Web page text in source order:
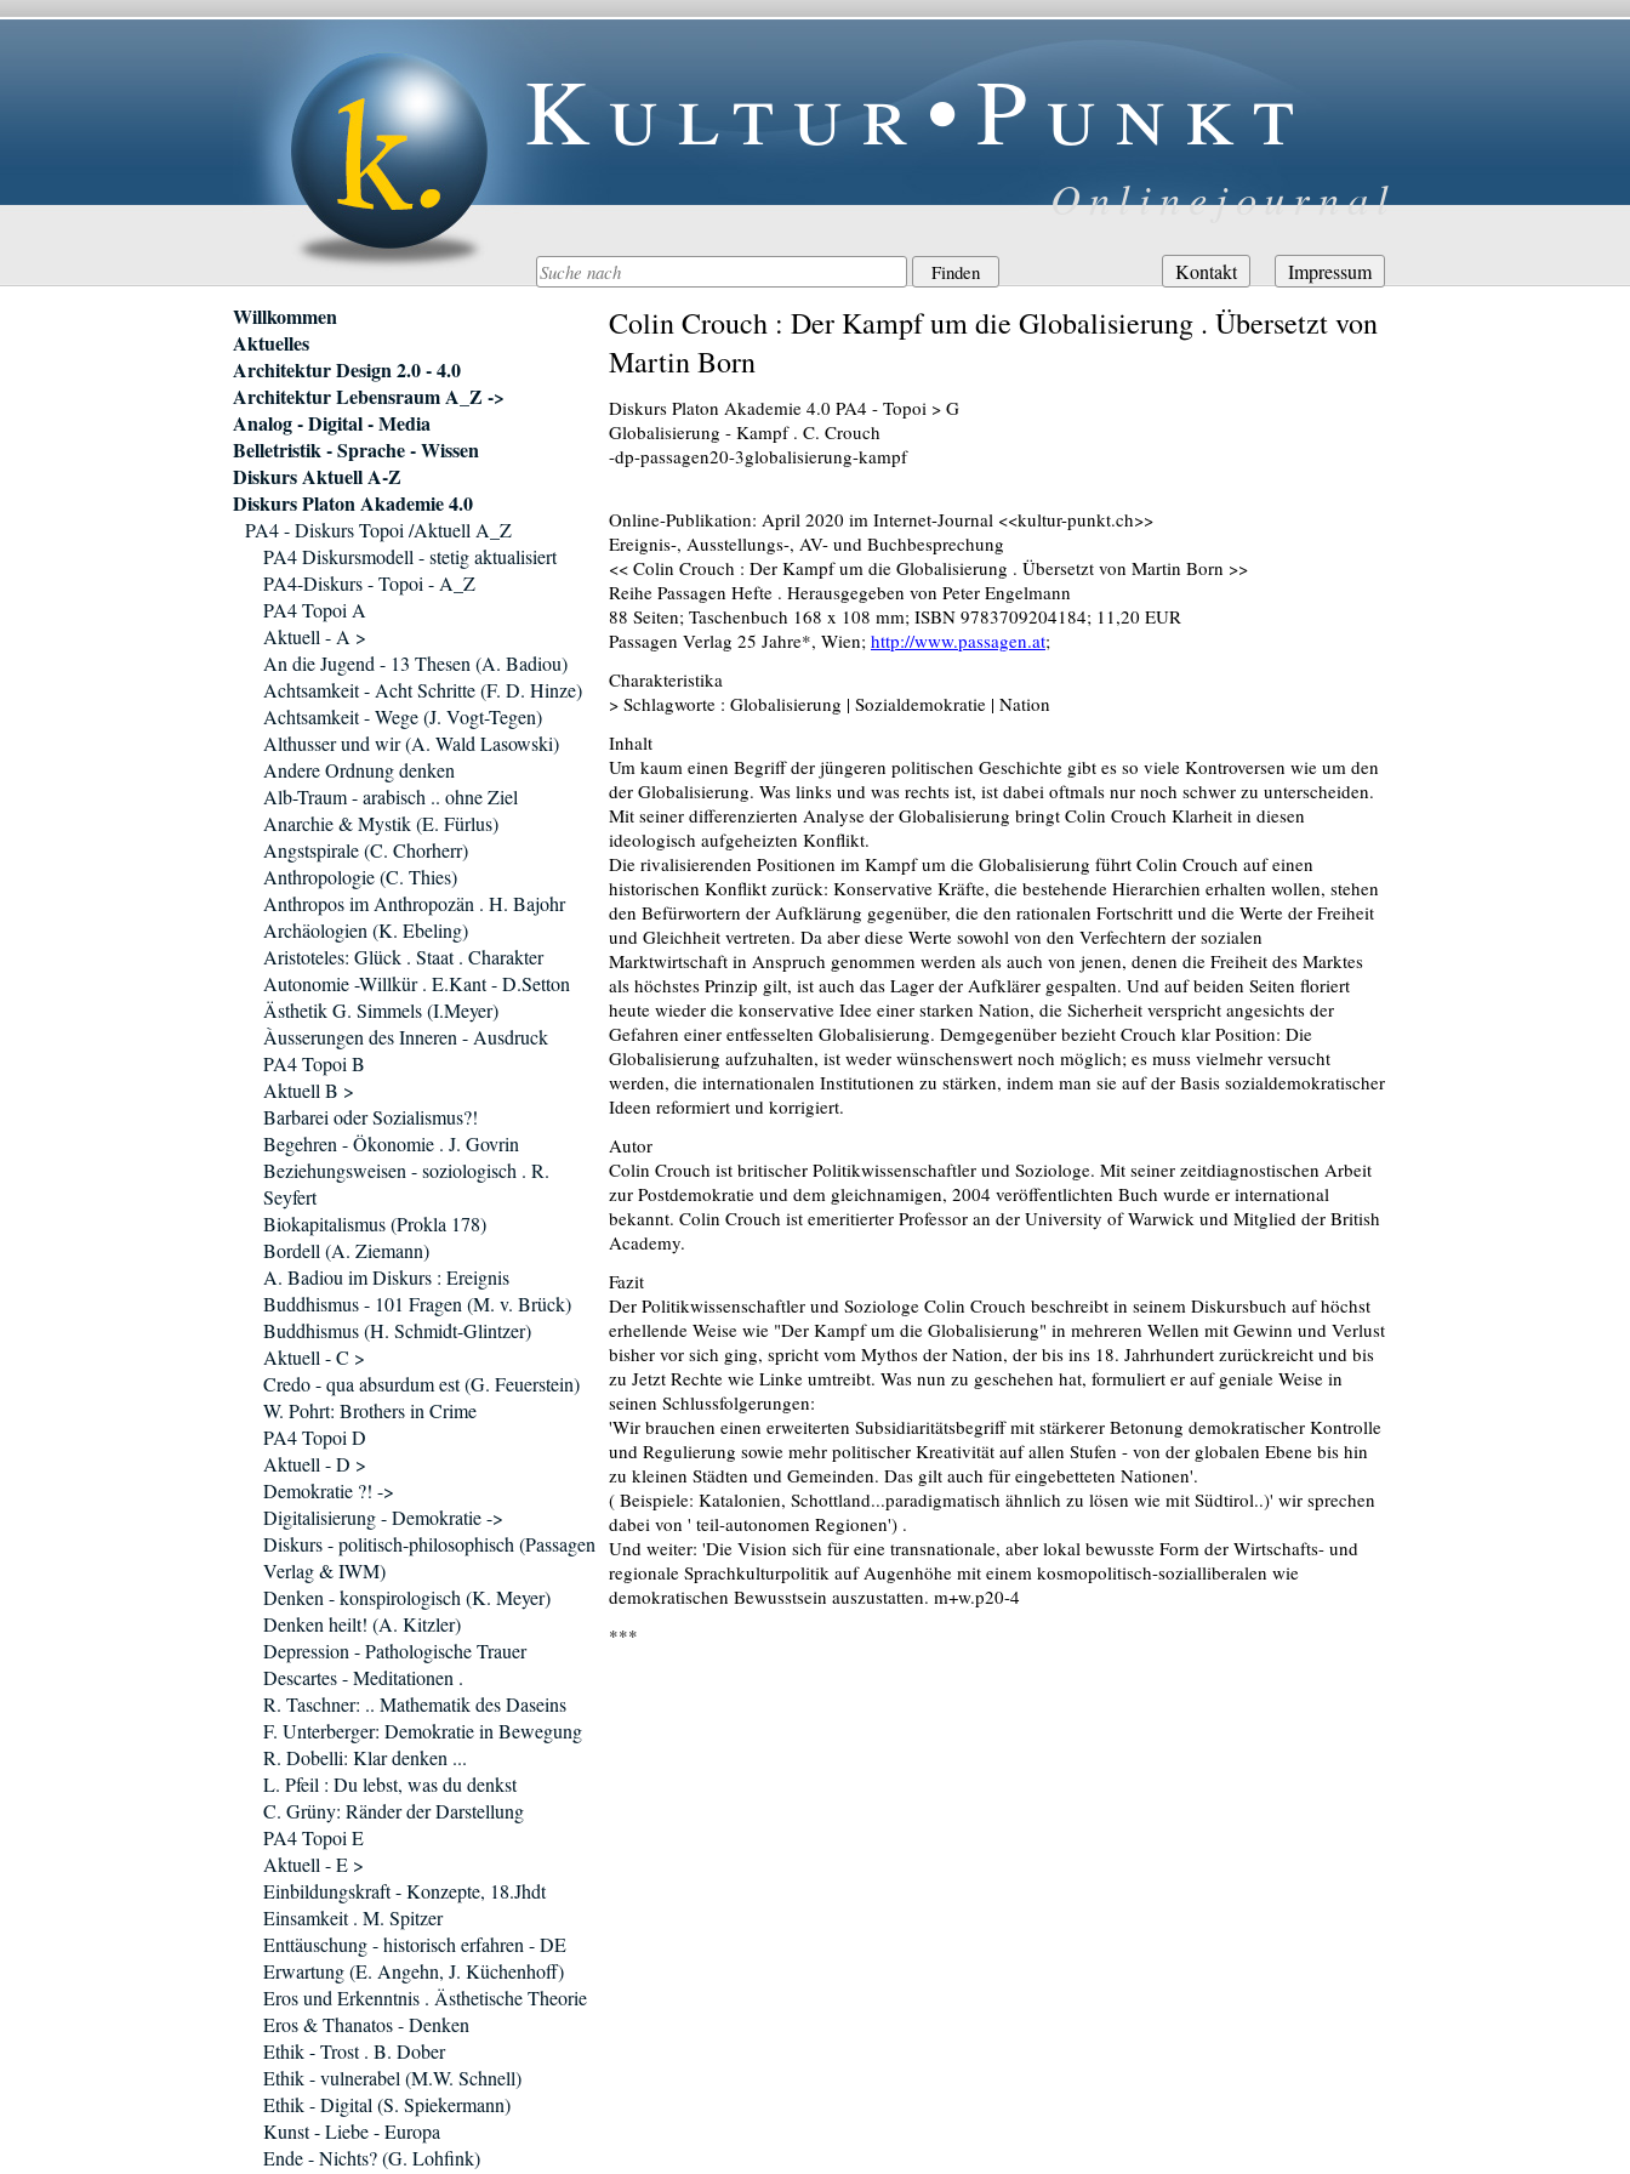
Kultur•Punkt
Onlinejournal
Navigation
überspringen
Kontakt Impressum
Colin Crouch : Der Kampf um die Globalisierung . Übersetzt von
Martin Born
Diskurs Platon Akademie 4.0 PA4 - Topoi > G
Globalisierung - Kampf . C. Crouch
-dp-passagen20-3globalisierung-kampf
Online-Publikation: April 2020 im Internet-Journal <<kultur-punkt.ch>>
Ereignis-, Ausstellungs-, AV- und Buchbesprechung
<< Colin Crouch : Der Kampf um die Globalisierung . Übersetzt von Martin Born >>
Reihe Passagen Hefte . Herausgegeben von Peter Engelmann
88 Seiten; Taschenbuch 168 x 108 mm; ISBN 9783709204184; 11,20 EUR
Passagen Verlag 25 Jahre*, Wien; http://www.passagen.at;
Charakteristika
> Schlagworte : Globalisierung | Sozialdemokratie | Nation
Inhalt
Um kaum einen Begriff der jüngeren politischen Geschichte gibt es so viele Kontroversen wie um den
der Globalisierung. Was links und was rechts ist, ist dabei oftmals nur noch schwer zu unterscheiden.
Mit seiner differenzierten Analyse der Globalisierung bringt Colin Crouch Klarheit in diesen
ideologisch aufgeheizten Konflikt.
Die rivalisierenden Positionen im Kampf um die Globalisierung führt Colin Crouch auf einen
historischen Konflikt zurück: Konservative Kräfte, die bestehende Hierarchien erhalten wollen, stehen
den Befürwortern der Aufklärung gegenüber, die den rationalen Fortschritt und die Werte der Freiheit
und Gleichheit vertreten. Da aber diese Werte sowohl von den Verfechtern der sozialen
Marktwirtschaft in Anspruch genommen werden als auch von jenen, denen die Freiheit des Marktes
als höchstes Prinzip gilt, ist auch das Lager der Aufklärer gespalten. Und auf beiden Seiten floriert
heute wieder die konservative Idee einer starken Nation, die Sicherheit verspricht angesichts der
Gefahren einer entfesselten Globalisierung. Demgegenüber bezieht Crouch klar Position: Die
Globalisierung aufzuhalten, ist weder wünschenswert noch möglich; es muss vielmehr versucht
werden, die internationalen Institutionen zu stärken, indem man sie auf der Basis sozialdemokratischer
Ideen reformiert und korrigiert.
Autor
Colin Crouch ist britischer Politikwissenschaftler und Soziologe. Mit seiner zeitdiagnostischen Arbeit
zur Postdemokratie und dem gleichnamigen, 2004 veröffentlichten Buch wurde er international
bekannt. Colin Crouch ist emeritierter Professor an der University of Warwick und Mitglied der British
Academy.
Fazit
Der Politikwissenschaftler und Soziologe Colin Crouch beschreibt in seinem Diskursbuch auf höchst
erhellende Weise wie "Der Kampf um die Globalisierung" in mehreren Wellen mit Gewinn und Verlust
bisher vor sich ging, spricht vom Mythos der Nation, der bis ins 18. Jahrhundert zurückreicht und bis
zu Jetzt Rechte wie Linke umtreibt. Was nun zu geschehen hat, formuliert er auf geniale Weise in
seinen Schlussfolgerungen:
'Wir brauchen einen erweiterten Subsidiaritätsbegriff mit stärkerer Betonung demokratischer Kontrolle
und Regulierung sowie mehr politischer Kreativität auf allen Stufen - von der globalen Ebene bis hin
zu kleinen Städten und Gemeinden. Das gilt auch für eingebetteten Nationen'.
( Beispiele: Katalonien, Schottland...paradigmatisch ähnlich zu lösen wie mit Südtirol..)' wir sprechen
dabei von ' teil-autonomen Regionen') .
Und weiter: 'Die Vision sich für eine transnationale, aber lokal bewusste Form der Wirtschafts- und
regionale Sprachkulturpolitik auf Augenhöhe mit einem kosmopolitisch-sozialliberalen wie
demokratischen Bewusstsein auszustatten. m+w.p20-4
***
Navigation
überspringen
Willkommen
Aktuelles
Architektur Design 2.0 - 4.0
Architektur Lebensraum A_Z ->
Analog - Digital - Media
Belletristik - Sprache - Wissen
Diskurs Aktuell A-Z
Diskurs Platon Akademie 4.0
PA4 - Diskurs Topoi /Aktuell A_Z
PA4 Diskursmodell - stetig aktualisiert
PA4-Diskurs - Topoi - A_Z
PA4 Topoi A
Aktuell - A >
An die Jugend - 13 Thesen (A. Badiou)
Achtsamkeit - Acht Schritte (F. D. Hinze)
Achtsamkeit - Wege (J. Vogt-Tegen)
Althusser und wir (A. Wald Lasowski)
Andere Ordnung denken
Alb-Traum - arabisch .. ohne Ziel
Anarchie & Mystik (E. Fürlus)
Angstspirale (C. Chorherr)
Anthropologie (C. Thies)
Anthropos im Anthropozän . H. Bajohr
Archäologien (K. Ebeling)
Aristoteles: Glück . Staat . Charakter
Autonomie -Willkür . E.Kant - D.Setton
Ästhetik G. Simmels (I.Meyer)
Àusserungen des Inneren - Ausdruck
PA4 Topoi B
Aktuell B >
Barbarei oder Sozialismus?!
Begehren - Ökonomie . J. Govrin
Beziehungsweisen - soziologisch . R.
Seyfert
Biokapitalismus (Prokla 178)
Bordell (A. Ziemann)
A. Badiou im Diskurs : Ereignis
Buddhismus - 101 Fragen (M. v. Brück)
Buddhismus (H. Schmidt-Glintzer)
Aktuell - C >
Credo - qua absurdum est (G. Feuerstein)
W. Pohrt: Brothers in Crime
PA4 Topoi D
Aktuell - D >
Demokratie ?! ->
Digitalisierung - Demokratie ->
Diskurs - politisch-philosophisch (Passagen
Verlag & IWM)
Denken - konspirologisch (K. Meyer)
Denken heilt! (A. Kitzler)
Depression - Pathologische Trauer
Descartes - Meditationen .
R. Taschner: .. Mathematik des Daseins
F. Unterberger: Demokratie in Bewegung
R. Dobelli: Klar denken ...
L. Pfeil : Du lebst, was du denkst
C. Grüny: Ränder der Darstellung
PA4 Topoi E
Aktuell - E >
Einbildungskraft - Konzepte, 18.Jhdt
Einsamkeit . M. Spitzer
Enttäuschung - historisch erfahren - DE
Erwartung (E. Angehn, J. Küchenhoff)
Eros und Erkenntnis . Ästhetische Theorie
Eros & Thanatos - Denken
Ethik - Trost . B. Dober
Ethik - vulnerabel (M.W. Schnell)
Ethik - Digital (S. Spiekermann)
Kunst - Liebe - Europa
Ende - Nichts? (G. Lohfink)